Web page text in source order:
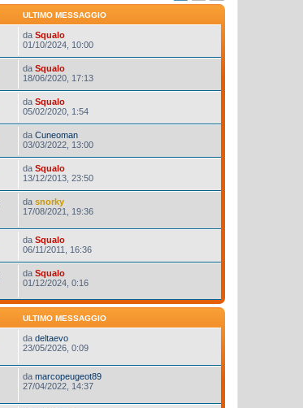
ULTIMO MESSAGGIO
da Squalo
01/10/2024, 10:00
da Squalo
18/06/2020, 17:13
da Squalo
05/02/2020, 1:54
da Cuneoman
03/03/2022, 13:00
da Squalo
13/12/2013, 23:50
da snorky
17/08/2021, 19:36
da Squalo
06/11/2011, 16:36
da Squalo
01/12/2024, 0:16
ULTIMO MESSAGGIO
da deltaevo
23/05/2026, 0:09
da marcopeugeot89
27/04/2022, 14:37